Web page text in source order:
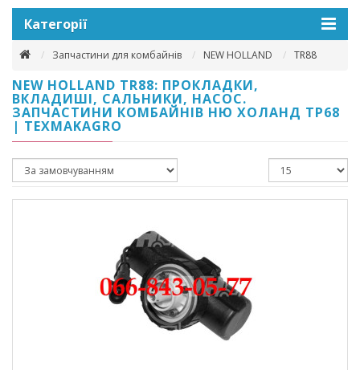
Категорії
Запчастини для комбайнів NEW HOLLAND TR88
NEW HOLLAND TR88: ПРОКЛАДКИ,
ВКЛАДИШІ, САЛЬНИКИ, НАСОС.
ЗАПЧАСТИНИ КОМБАЙНІВ НЮ ХОЛАНД ТР68
| TEXMAKAGRO